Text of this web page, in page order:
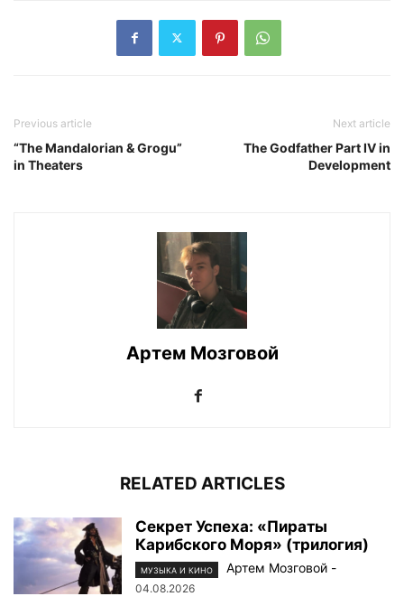
Previous article
“The Mandalorian & Grogu”
in Theaters
Next article
The Godfather Part IV in
Development
Артем Мозговой
RELATED ARTICLES
Секрет Успеха: «Пираты
Карибского Моря» (трилогия)
МУЗЫКА И КИНО Артем Мозговой -
04.08.2026